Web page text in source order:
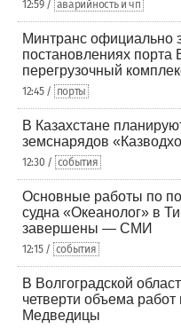
12:59 / аварийность и чп
Минтранс официально
постановлениях
перегрузочный
12:45 / порты
В Казахстане
земснарядов
12:30 / события
Основные работы по
судна «Океанолог» в
завершены — СМИ
12:15 / события
В Волгоградской
четверти объема работ
Медведицы